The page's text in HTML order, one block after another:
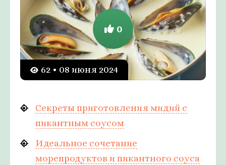
62 • 08 июня 2024
0
Секреты приготовления мидий с
пикантным соусом
Идеальное сочетание
морепродуктов и пикантного соуса